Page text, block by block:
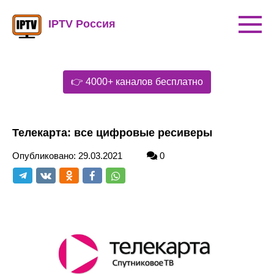
контенту
IPTV Россия
👉 4000+ каналов бесплатно
Телекарта: все цифровые ресиверы
Опубликовано: 29.03.2021 0